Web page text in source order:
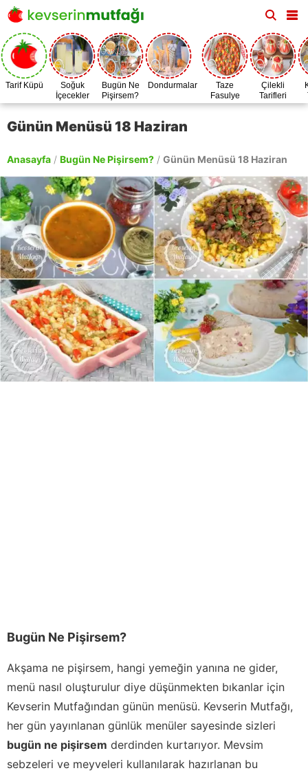
Tarif Küpü
Soğuk
İçecekler
Bugün Ne
Pişirsem?
Dondurmalar
Taze
Fasulye
Zamanı
Çilekli
Tarifleri
Günün Menüsü 18 Haziran
Anasayfa / Bugün Ne Pişirsem? / Günün Menüsü 18 Haziran
Bugün Ne Pişirsem?
Akşama ne pişirsem, hangi yemeğin yanına ne gider,
menü nasıl oluşturulur diye düşünmekten bıkanlar için
Kevserin Mutfağından günün menüsü. Kevserin Mutfağı,
her gün yayınlanan günlük menüler sayesinde sizleri
bugün ne pişirsem derdinden kurtarıyor. Mevsim
sebzeleri ve meyveleri kullanılarak hazırlanan bu